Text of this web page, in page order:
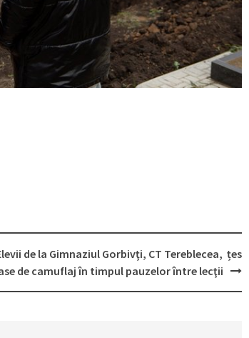
de la Gimnaziul Gorbivţi, CT Tereblecea, țes
de camuflaj în timpul pauzelor între lecţii